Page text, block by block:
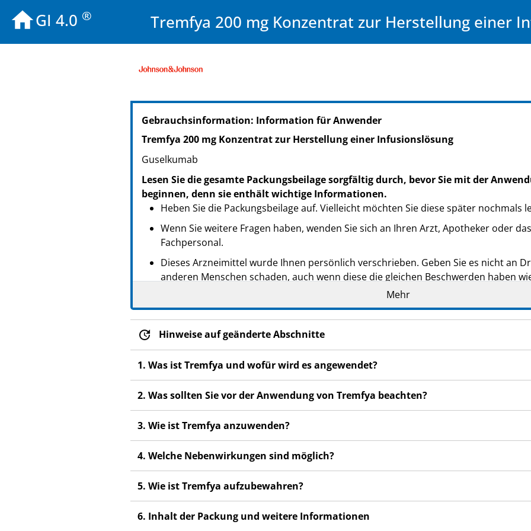
GI 4.0 ® Tremfya 200 mg Konzentrat zur Herstellung einer
PZN: 19480066
PPN: 111948006682
NTIN: 04150194800668
PPN: 111948014907
NTIN: 04150194801498
Gebrauchsinformation: Information für Anwender
Tremfya 200 mg Konzentrat zur Herstellung einer Infusionslösung
Guselkumab
Lesen Sie die gesamte Packungsbeilage sorgfältig durch, bevor Sie mit der
beginnen, denn sie enthält wichtige Informationen.
Heben Sie die Packungsbeilage auf. Vielleicht möchten Sie diese später nochmals
Wenn Sie weitere Fragen haben, wenden Sie sich an Ihren Arzt, Apotheker oder
Fachpersonal.
Dieses Arzneimittel wurde Ihnen persönlich verschrieben. Geben Sie es nicht an
anderen Menschen schaden, auch wenn diese die gleichen Beschwerden haben
Wenn Sie Nebenwirkungen bemerken, wenden Sie sich an Ihren Arzt, Apotheker
Fachpersonal. Dies gilt auch für Nebenwirkungen, die nicht in dieser
Mehr
Hinweise auf geänderte Abschnitte
1. Was ist Tremfya und wofür wird es angewendet?
2. Was sollten Sie vor der Anwendung von Tremfya beachten?
3. Wie ist Tremfya anzuwenden?
4. Welche Nebenwirkungen sind möglich?
5. Wie ist Tremfya aufzubewahren?
6. Inhalt der Packung und weitere Informationen